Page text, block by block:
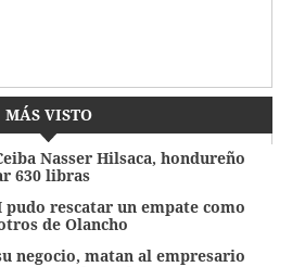
MÁS VISTO
Nasser Hilsaca, hondureño
630 libras
pudo rescatar un empate como
de Olancho
negocio, matan al empresario